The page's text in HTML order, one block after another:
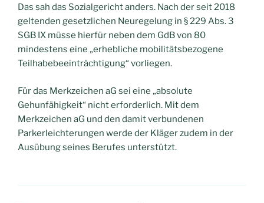
Das sah das Sozialgericht anders. Nach der seit 2018
geltenden gesetzlichen Neuregelung in § 229 Abs. 3
SGB IX müsse hierfür neben dem GdB von 80
mindestens eine „erhebliche mobilitätsbezogene
Teilhabebeeinträchtigung“ vorliegen.
Für das Merkzeichen aG sei eine „absolute
Gehunfähigkeit“ nicht erforderlich. Mit dem
Merkzeichen aG und den damit verbundenen
Parkerleichterungen werde der Kläger zudem in der
Ausübung seines Berufes unterstützt.